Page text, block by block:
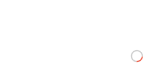
DO KOSZYKA